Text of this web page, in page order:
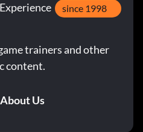
since 1998
trainers and other
content.
Us